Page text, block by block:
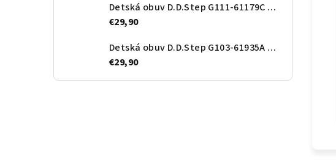
Detská obuv D.D.Step G111-61179C Rose gold
€29,90
Detská obuv D.D.Step G103-61935A Royal Blue
€29,90